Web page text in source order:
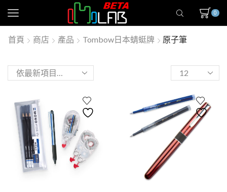
0
首頁 商店 產品 Tombow日本蜻蜓牌 原子筆